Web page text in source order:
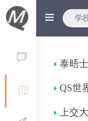
泰晤
QS世
上交